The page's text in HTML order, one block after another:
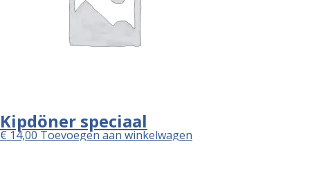
Kipdöner speciaal
€14,00Toevoegen aan winkelwagen